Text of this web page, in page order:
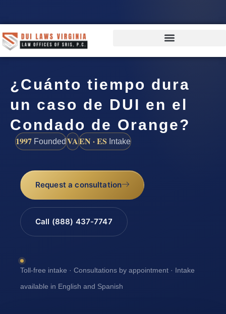
¿Cuánto tiempo dura
un caso de DUI en el
Condado de Orange?
1997 FoundedVAEN · ES Intake
Request a consultation
Call (888) 437-7747
Toll-free intake · Consultations by appointment · Intake
available in English and Spanish